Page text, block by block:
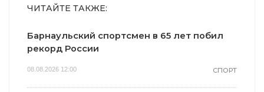
ЧИТАЙТЕ ТАКЖЕ:
Барнаульский спортсмен в 65 лет побил
рекорд России
08.08.2026 12:00 СПОРТ